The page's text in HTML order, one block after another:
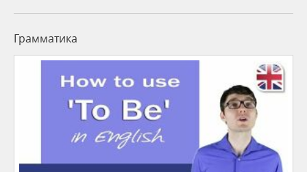
Грамматика